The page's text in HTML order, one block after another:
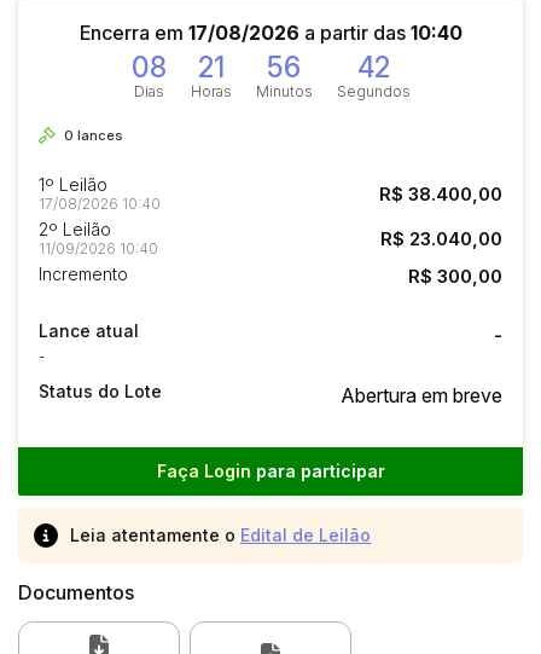
Encerra em 17/08/2026 a partir das 10:40
08
Dias
21
Horas
56
Minutos
41
Segundos
0 lances
1º Leilão
17/08/2026 10:40 R$ 38.400,00
2º Leilão
11/09/2026 10:40 R$ 23.040,00
Incremento R$ 300,00
Lance atual
-
-
Status do Lote Abertura em breve
Faça Login para participar
Leia atentamente o Edital de Leilão
Documentos